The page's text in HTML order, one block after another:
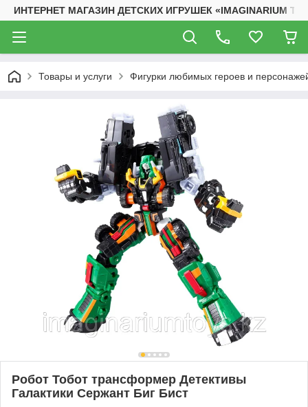
ИНТЕРНЕТ МАГАЗИН ДЕТСКИХ ИГРУШЕК «IMAGINARIUM
Товары и услуги Фигурки любимых героев и
Робот Тобот трансформер Детективы
Галактики Сержант Биг Бист